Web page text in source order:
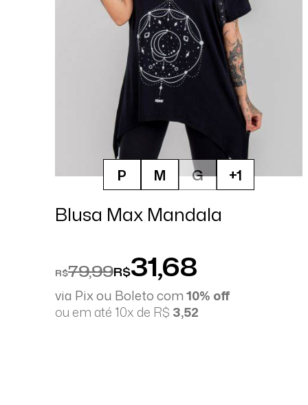
P M G +1
Blusa Max Mandala
R$79,99R$31,68
via Pix ou Boleto com10% off
ou em até 10x de R$ 3,52